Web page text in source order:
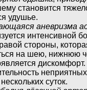
становится
удушье.
аневризма
интенсивной
стороны,
на шею, нижнюю
дискомфорт.
суток.